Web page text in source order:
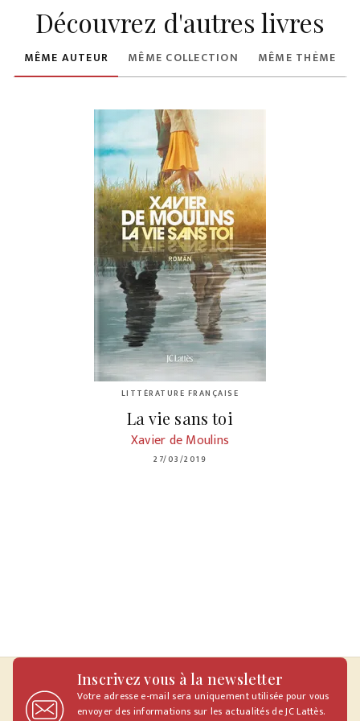
Découvrez d'autres livres
MÊME AUTEUR MÊME COLLECTION MÊME THÈME
LITTÉRATURE FRANÇAISE
La vie sans toi
Xavier de Moulins
27/03/2019
Inscrivez vous à la newsletter
Votre adresse e-mail sera uniquement utilisée pour vous
envoyer des informations sur les actualités de JC Lattès.